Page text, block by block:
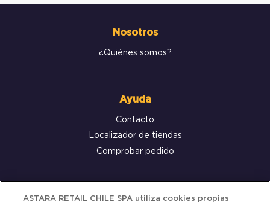
Nosotros
¿Quiénes somos?
Ayuda
Contacto
Localizador de tiendas
Comprobar pedido
Servicio al cliente
ASTARA RETAIL CHILE SPA utiliza cookies propias